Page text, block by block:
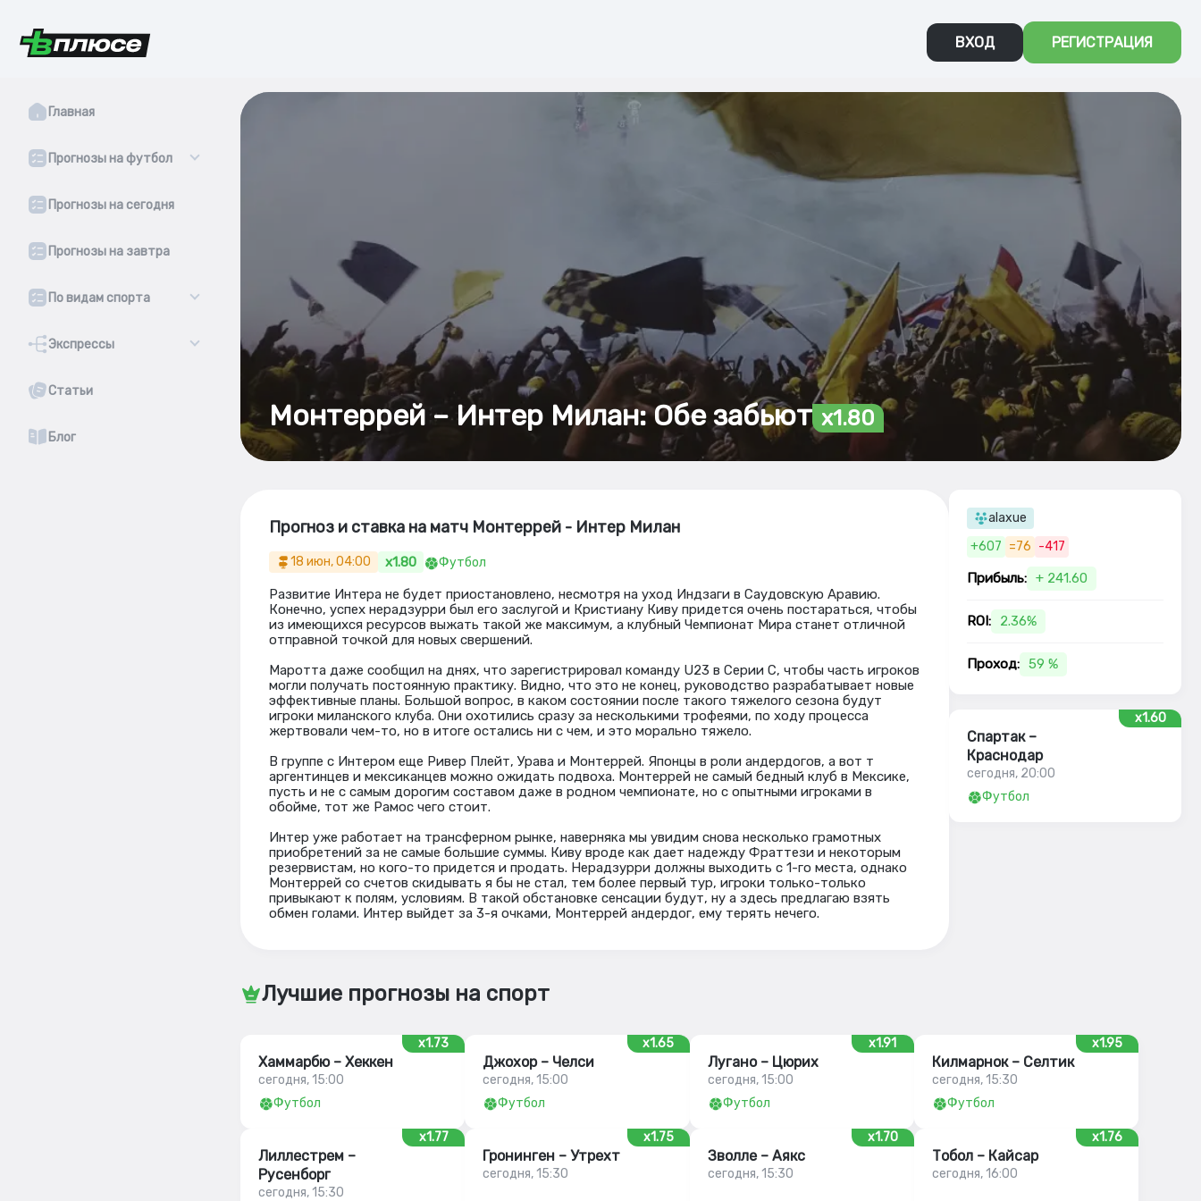
ВХОД РЕГИСТРАЦИЯ
Главная
Прогнозы на футбол
Прогнозы на сегодня
Прогнозы на завтра
По видам спорта
Экспрессы
Статьи
Блог
Монтеррей – Интер Милан: Обе забьют x1.80
Прогноз и ставка на матч Монтеррей - Интер Милан
18 июн, 04:00 x1.80 Футбол
Развитие Интера не будет приостановлено, несмотря на уход Индзаги в Саудовскую Аравию.
Конечно, успех нерадзурри был его заслугой и Кристиану Киву придется очень постараться, чтобы
из имеющихся ресурсов выжать такой же максимум, а клубный Чемпионат Мира станет отличной
отправной точкой для новых свершений.
Маротта даже сообщил на днях, что зарегистрировал команду U23 в Серии С, чтобы часть игроков
могли получать постоянную практику. Видно, что это не конец, руководство разрабатывает новые
эффективные планы. Большой вопрос, в каком состоянии после такого тяжелого сезона будут
игроки миланского клуба. Они охотились сразу за несколькими трофеями, по ходу процесса
жертвовали чем-то, но в итоге остались ни с чем, и это морально тяжело.
В группе с Интером еще Ривер Плейт, Урава и Монтеррей. Японцы в роли андердогов, а вот т
аргентинцев и мексиканцев можно ожидать подвоха. Монтеррей не самый бедный клуб в Мексике,
пусть и не с самым дорогим составом даже в родном чемпионате, но с опытными игроками в
обойме, тот же Рамос чего стоит.
Интер уже работает на трансферном рынке, наверняка мы увидим снова несколько грамотных
приобретений за не самые большие суммы. Киву вроде как дает надежду Фраттези и некоторым
резервистам, но кого-то придется и продать. Нерадзурри должны выходить с 1-го места, однако
Монтеррей со счетов скидывать я бы не стал, тем более первый тур, игроки только-только
привыкают к полям, условиям. В такой обстановке сенсации будут, ну а здесь предлагаю взять
обмен голами. Интер выйдет за 3-я очками, Монтеррей андердог, ему терять нечего.
alaxue
+607 =76 -417
Прибыль: + 241.60
ROI: 2.36%
Проход: 59 %
x1.60
Спартак –
Краснодар
сегодня, 20:00
Футбол
Лучшие прогнозы на спорт
x1.73
Хаммарбю – Хеккен
сегодня, 15:00
Футбол
x1.65
Джохор – Челси
сегодня, 15:00
Футбол
x1.91
Лугано – Цюрих
сегодня, 15:00
Футбол
x1.95
Килмарнок – Селтик
сегодня, 15:30
Футбол
x1.77
Лиллестрем –
Русенборг
сегодня, 15:30
x1.75
Гронинген – Утрехт
сегодня, 15:30
x1.70
Зволле – Аякс
сегодня, 15:30
x1.76
Тобол – Кайсар
сегодня, 16:00